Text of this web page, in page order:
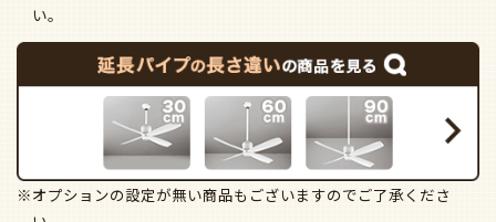
い。
※オプションの設定が無い商品もございますのでご了承くださ